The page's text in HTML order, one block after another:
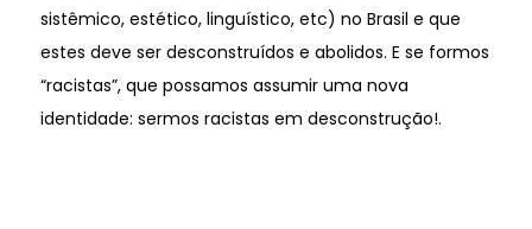
sistêmico, estético, linguístico, etc) no Brasil e que
estes deve ser desconstruídos e abolidos. E se formos
“racistas”, que possamos assumir uma nova
identidade: sermos racistas em desconstrução!.